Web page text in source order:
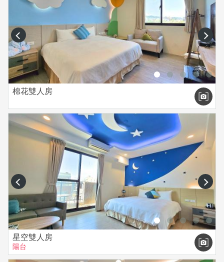
prev next
棉花雙人房
prev next
星空雙人房
陽台